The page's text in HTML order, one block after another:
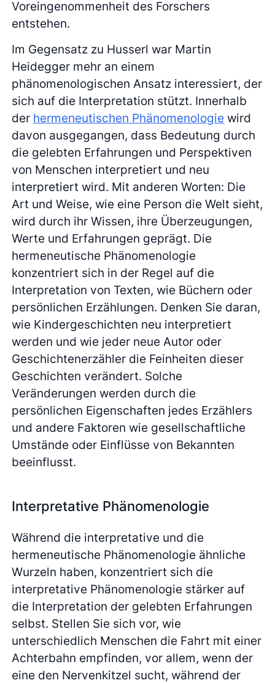
Voreingenommenheit des Forschers
entstehen.
Im Gegensatz zu Husserl war Martin
Heidegger mehr an einem
phänomenologischen Ansatz interessiert, der
sich auf die Interpretation stützt. Innerhalb
der hermeneutischen Phänomenologie wird
davon ausgegangen, dass Bedeutung durch
die gelebten Erfahrungen und Perspektiven
von Menschen interpretiert und neu
interpretiert wird. Mit anderen Worten: Die
Art und Weise, wie eine Person die Welt sieht,
wird durch ihr Wissen, ihre Überzeugungen,
Werte und Erfahrungen geprägt. Die
hermeneutische Phänomenologie
konzentriert sich in der Regel auf die
Interpretation von Texten, wie Büchern oder
persönlichen Erzählungen. Denken Sie daran,
wie Kindergeschichten neu interpretiert
werden und wie jeder neue Autor oder
Geschichtenerzähler die Feinheiten dieser
Geschichten verändert. Solche
Veränderungen werden durch die
persönlichen Eigenschaften jedes Erzählers
und andere Faktoren wie gesellschaftliche
Umstände oder Einflüsse von Bekannten
beeinflusst.
Interpretative Phänomenologie
Während die interpretative und die
hermeneutische Phänomenologie ähnliche
Wurzeln haben, konzentriert sich die
interpretative Phänomenologie stärker auf
die Interpretation der gelebten Erfahrungen
selbst. Stellen Sie sich vor, wie
unterschiedlich Menschen die Fahrt mit einer
Achterbahn empfinden, vor allem, wenn der
eine den Nervenkitzel sucht, während der